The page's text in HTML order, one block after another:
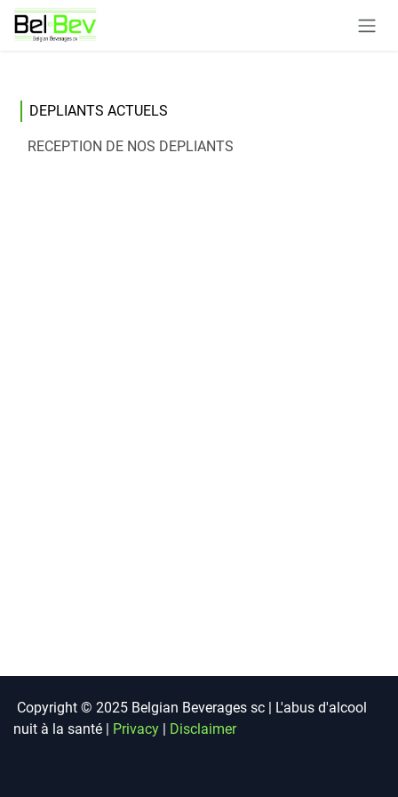
Se rendre au contenu
DEPLIANTS ACTUELS
RECEPTION DE NOS DEPLIANTS
Copyright © 2025 Belgian Beverages sc | L'abus d'alcool
nuit à la santé | Privacy | Disclaimer